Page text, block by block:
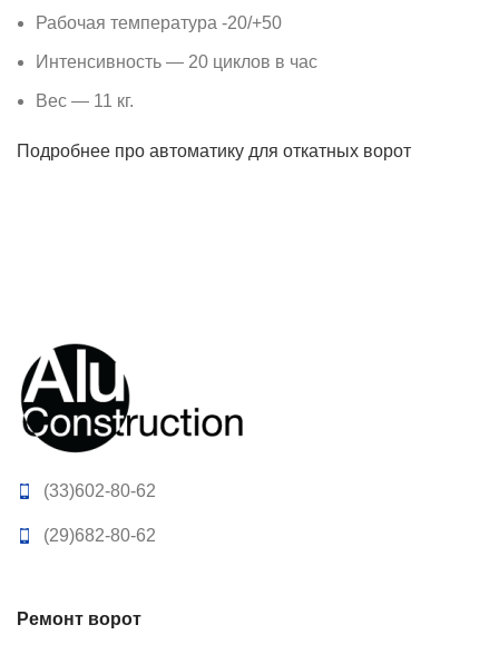
Рабочая температура -20/+50
Интенсивность — 20 циклов в час
Вес — 11 кг.
Подробнее про автоматику для откатных ворот
(33)602-80-62
(29)682-80-62
Ремонт ворот